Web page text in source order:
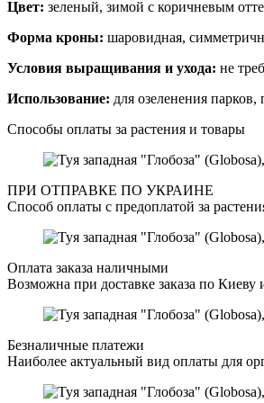
Цвет: зеленый, зимой с коричневым
Форма кроны: шаровидная,
Условия выращивания и ухода: не
Использование: для озеленения
Способы оплаты за растения и товары
ПРИ ОТПРАВКЕ ПО УКРАИНЕ
Способ оплаты с предоплатой за
Оплата заказа наличными
Возможна при доставке заказа по
Безналичные платежи
Наиболее актуальный вид оплаты для